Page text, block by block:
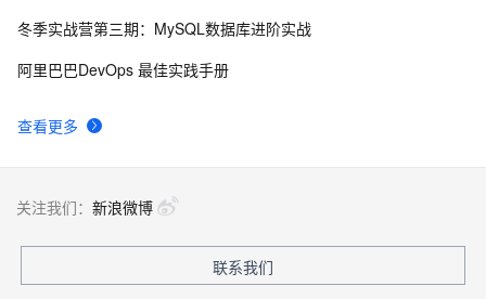
查看更多
冬季实战营第三期：MySQL数据库进阶实战
阿里巴巴DevOps 最佳实践手册
关注我们： 新浪微博
联系我们